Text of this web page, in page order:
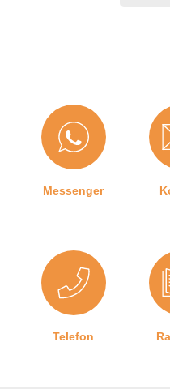
Material:
Einbauort:
Hersteller:
Angaben zum
GPSR
Franz-Josef-
Messenger
Telefon